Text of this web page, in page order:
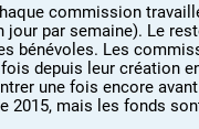
commission
jour par semaine). Le
bénévoles. Les
depuis leur création
une fois encore
2015, mais les fonds